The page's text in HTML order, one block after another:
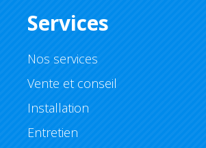
Services
Nos services
Vente et conseil
Installation
Entretien